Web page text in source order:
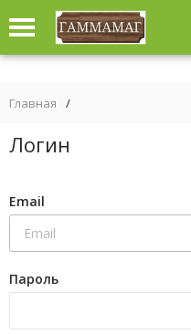
Главная /
Логин
Email
Пароль